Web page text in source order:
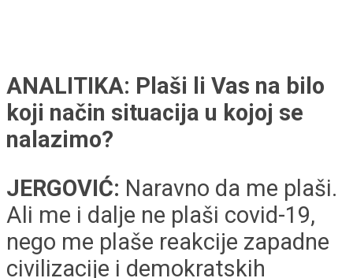
ANALITIKA: Plaši li Vas na bilo
koji način situacija u kojoj se
nalazimo?
JERGOVIĆ: Naravno da me plaši.
Ali me i dalje ne plaši covid-19,
nego me plaše reakcije zapadne
civilizacije i demokratskih